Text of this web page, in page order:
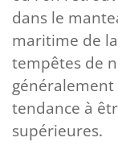
dans le
maritime de
tempêtes de
tendance à
supérieures.